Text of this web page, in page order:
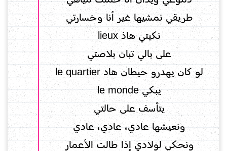
طريقي نمشيها غير أنا وخسارتي
نكيتي هاذ lieux
على بالي تبان بلاصتي
لو كان يهدرو حيطان هاد le quartier
يبكي le monde
يتأسف على حالتي
ونعيشها عادي، عادي، عادي
ونحكي لولادي إذا طالت الأعمار